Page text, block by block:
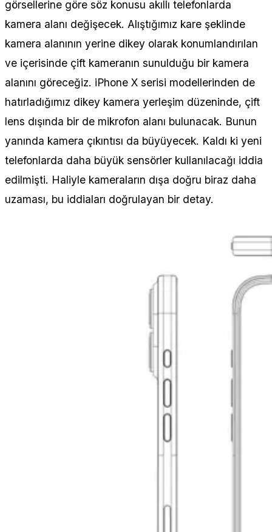
görsellerine göre söz konusu akıllı telefonlarda
kamera alanı değişecek. Alıştığımız kare şeklinde
kamera alanının yerine dikey olarak konumlandırılan
ve içerisinde çift kameranın sunulduğu bir kamera
alanını göreceğiz. iPhone X serisi modellerinden de
hatırladığımız dikey kamera yerleşim düzeninde, çift
lens dışında bir de mikrofon alanı bulunacak. Bunun
yanında kamera çıkıntısı da büyüyecek. Kaldı ki yeni
telefonlarda daha büyük sensörler kullanılacağı iddia
edilmişti. Haliyle kameraların dışa doğru biraz daha
uzaması, bu iddiaları doğrulayan bir detay.